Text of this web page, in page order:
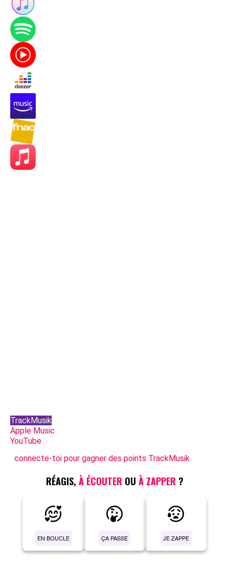
TrackMusik
Apple Music
YouTube
connecte-toi pour gagner des points TrackMusik
RÉAGIS, À ÉCOUTER OU À ZAPPER ?
EN BOUCLE ÇA PASSE JE ZAPPE